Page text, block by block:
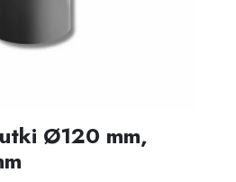
Ø120 mm,